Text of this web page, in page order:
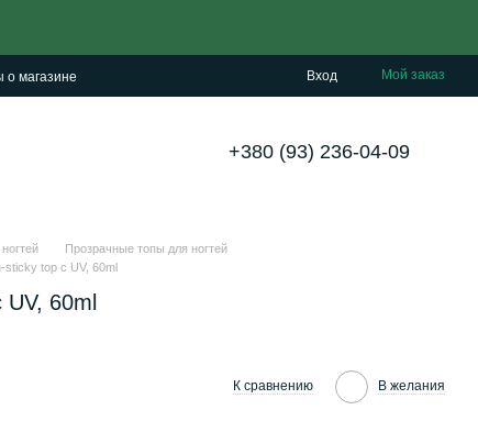
о магазине Вход Мой заказ
+380 (93) 236-04-09
Прозрачные топы для ногтей
sticky top с UV, 60ml
60ml
К сравнению В желания